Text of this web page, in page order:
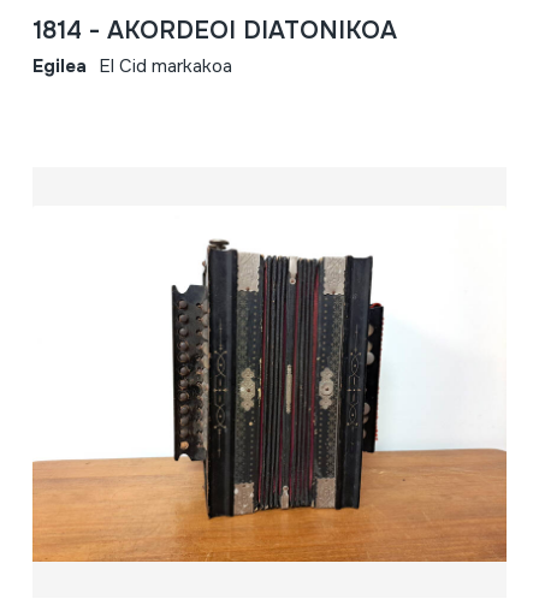
1814 - AKORDEOI DIATONIKOA
Egilea El Cid markakoa